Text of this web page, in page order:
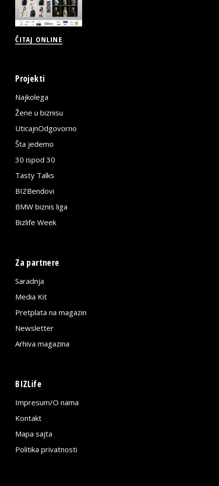
ČITAJ ONLINE
Projekti
Najkolega
Žene u biznisu
UticajnOdgovorno
Šta jedemo
30 ispod 30
Tasty Talks
BIZBendovi
BMW biznis liga
Bizlife Week
Za partnere
Saradnja
Media Kit
Pretplata na magazin
Newsletter
Arhiva magazina
BIZLife
Impresum/O nama
Kontakt
Mapa sajta
Politika privatnosti